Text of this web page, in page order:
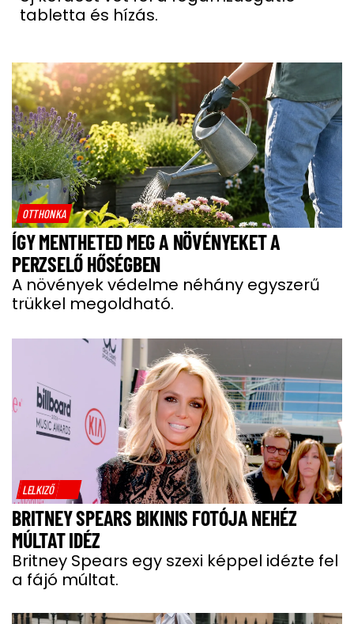
tabletta és hízás.
OTTHONKA
ÍGY MENTHETED MEG A NÖVÉNYEKET A
PERZSELŐ HŐSÉGBEN
A növények védelme néhány egyszerű
trükkel megoldható.
LELKIZŐ
BRITNEY SPEARS BIKINIS FOTÓJA NEHÉZ
MÚLTAT IDÉZ
Britney Spears egy szexi képpel idézte fel
a fájó múltat.